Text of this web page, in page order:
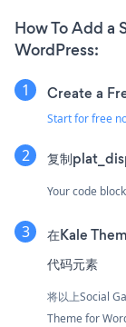
How To Add a
WordPress:
Create a
Start for free
复制
Your code
在Kale
代码元素
将以上Social
Theme for